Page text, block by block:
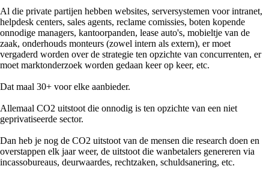
Al die private partijen hebben websites, serversystemen voor intranet,
helpdesk centers, sales agents, reclame comissies, boten kopende
onnodige managers, kantoorpanden, lease auto's, mobieltje van de
zaak, onderhouds monteurs (zowel intern als extern), er moet
vergaderd worden over de strategie ten opzichte van concurrenten, er
moet marktonderzoek worden gedaan keer op keer, etc.
Dat maal 30+ voor elke aanbieder.
Allemaal CO2 uitstoot die onnodig is ten opzichte van een niet
geprivatiseerde sector.
Dan heb je nog de CO2 uitstoot van de mensen die research doen en
overstappen elk jaar weer, de uitstoot die wanbetalers genereren via
incassobureaus, deurwaardes, rechtzaken, schuldsanering, etc.